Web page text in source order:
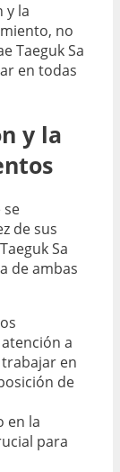
y la
no
Taeguk Sa
en todas
y la
se
de sus
Sa
de ambas
a
trabajar en
de
en la
para